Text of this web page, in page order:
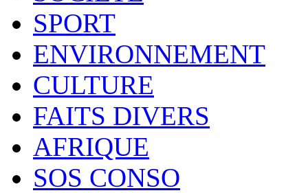
SPORT
ENVIRONNEMENT
CULTURE
FAITS DIVERS
AFRIQUE
SOS CONSO